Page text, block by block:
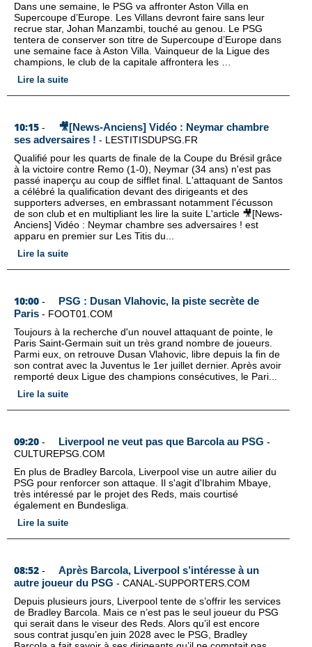
Dans une semaine, le PSG va affronter Aston Villa en
Supercoupe d’Europe. Les Villans devront faire sans leur
recrue star, Johan Manzambi, touché au genou. Le PSG
tentera de conserver son titre de Supercoupe d’Europe dans
une semaine face à Aston Villa. Vainqueur de la Ligue des
champions, le club de la capitale affrontera les …
Lire la suite
10:15 -
🎥[News-Anciens] Vidéo : Neymar chambre
ses adversaires ! - LESTITISDUPSG.FR
Qualifié pour les quarts de finale de la Coupe du Brésil grâce
à la victoire contre Remo (1-0), Neymar (34 ans) n'est pas
passé inaperçu au coup de sifflet final. L'attaquant de Santos
a célébré la qualification devant des dirigeants et des
supporters adverses, en embrassant notamment l'écusson
de son club et en multipliant les lire la suite L'article 🎥[News-
Anciens] Vidéo : Neymar chambre ses adversaires ! est
apparu en premier sur Les Titis du...
Lire la suite
10:00 -
PSG : Dusan Vlahovic, la piste secrète de
Paris - FOOT01.COM
Toujours à la recherche d'un nouvel attaquant de pointe, le
Paris Saint-Germain suit un très grand nombre de joueurs.
Parmi eux, on retrouve Dusan Vlahovic, libre depuis la fin de
son contrat avec la Juventus le 1er juillet dernier. Après avoir
remporté deux Ligue des champions consécutives, le Pari...
Lire la suite
09:20 - Liverpool ne veut pas que Barcola au PSG -
CULTUREPSG.COM
En plus de Bradley Barcola, Liverpool vise un autre ailier du
PSG pour renforcer son attaque. Il s'agit d'Ibrahim Mbaye,
très intéressé par le projet des Reds, mais courtisé
également en Bundesliga.
Lire la suite
08:52 -
Après Barcola, Liverpool s’intéresse à un
autre joueur du PSG - CANAL-SUPPORTERS.COM
Depuis plusieurs jours, Liverpool tente de s’offrir les services
de Bradley Barcola. Mais ce n’est pas le seul joueur du PSG
qui serait dans le viseur des Reds. Alors qu’il est encore
sous contrat jusqu’en juin 2028 avec le PSG, Bradley